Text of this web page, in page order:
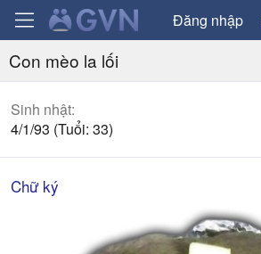
Đăng nhập
Con mèo la lối
Sinh nhật
4/1/93 (Tuổi: 33)
Chữ ký